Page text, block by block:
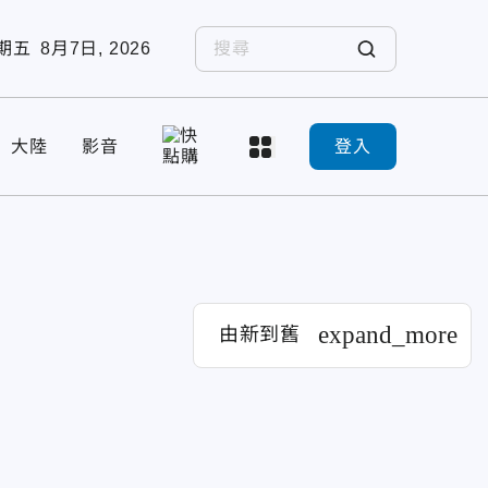
五 8月7日, 2026
大陸 影音 登入
由新到舊 expand_more